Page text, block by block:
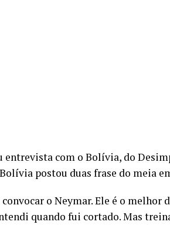
entrevista com o Bolívia, do
postou duas frase do meia
o Neymar. Ele é o melhor
quando fui cortado. Mas